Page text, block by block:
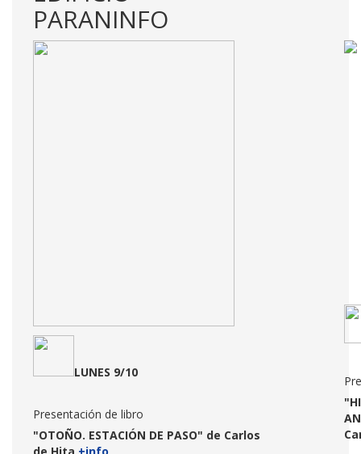
PARANINFO
LUNES 9/10
Presentación de libro
"OTOÑO. ESTACIÓN DE PASO" de Carlos